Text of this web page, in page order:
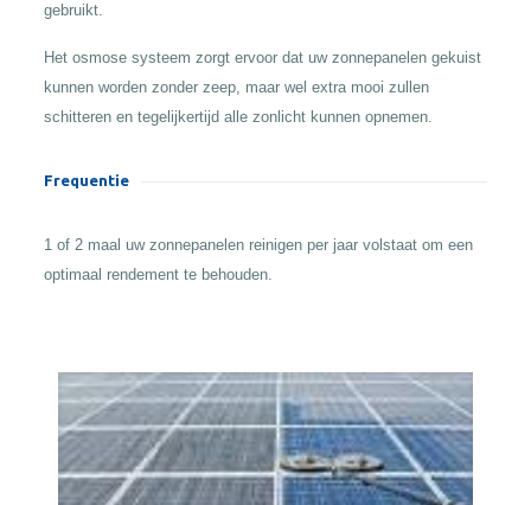
gebruikt.
Het osmose systeem zorgt ervoor dat uw zonnepanelen gekuist
kunnen worden zonder zeep, maar wel extra mooi zullen
schitteren en tegelijkertijd alle zonlicht kunnen opnemen.
Frequentie
1 of 2 maal uw zonnepanelen reinigen per jaar volstaat om een
optimaal rendement te behouden.